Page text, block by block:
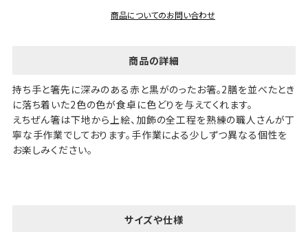
商品についてのお問い合わせ
商品の詳細
持ち手と箸先に深みのある赤と黒がのったお箸。2膳を並べたとき
に落ち着いた2色の色が食卓に色どりを与えてくれます。
えちぜん箸は下地から上絵、加飾の全工程を熟練の職人さんが丁
寧な手作業でしております。手作業による少しずつ異なる個性を
お楽しみください。
サイズや仕様